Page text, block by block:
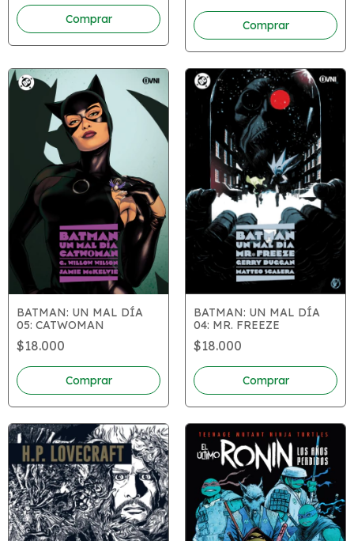
BATMAN: UN MAL DÍA
05: CATWOMAN
$18.000
BATMAN: UN MAL DÍA
04: MR. FREEZE
$18.000